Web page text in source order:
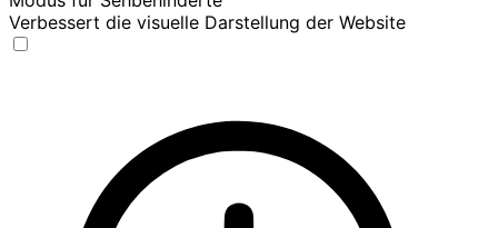
Verbessert die visuelle Darstellung der Website